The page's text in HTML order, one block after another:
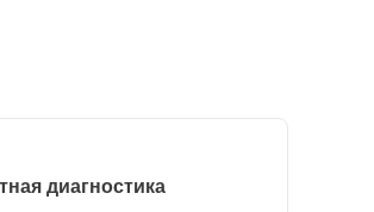
диагностика